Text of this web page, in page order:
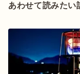
あわせて読みたい